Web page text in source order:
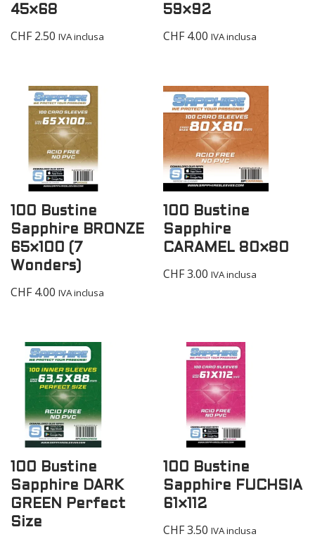
45×68
CHF2.50 IVA inclusa
59×92
CHF4.00 IVA inclusa
100 Bustine
Sapphire BRONZE
65×100 (7
Wonders)
CHF4.00 IVA inclusa
100 Bustine
Sapphire
CARAMEL 80×80
CHF3.00 IVA inclusa
100 Bustine
Sapphire DARK
GREEN Perfect
Size
100 Bustine
Sapphire FUCHSIA
61×112
CHF3.50 IVA inclusa